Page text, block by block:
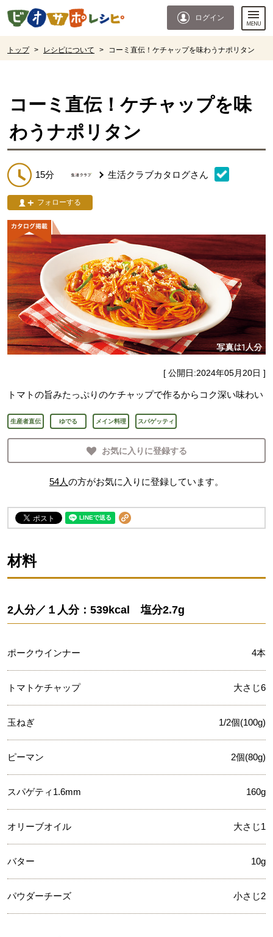
ページの先頭です。
ログイン
トップ > レシピについて > コーミ直伝！ケチャップを味わうナポリタン
コーミ直伝！ケチャップを味
わうナポリタン
15分 生活クラブカタログさん
フォローする
[ 公開日:2024年05月20日 ]
トマトの旨みたっぷりのケチャップで作るからコク深い味わい
生産者直伝 ゆでる メイン料理 スパゲッティ
お気に入りに登録する
54人の方がお気に入りに登録しています。
材料
2人分／１人分：539kcal 塩分2.7g
ポークウインナー 4本
トマトケチャップ 大さじ6
玉ねぎ 1/2個(100g)
ピーマン 2個(80g)
スパゲティ1.6mm 160g
オリーブオイル 大さじ1
バター 10g
パウダーチーズ 小さじ2